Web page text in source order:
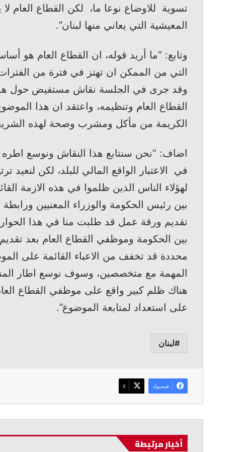
تسوية للاوضاع نوعا ما، لكن القطاع العام لا
المعيشية التي يعاني منها لبنان”.
وتابع: “ما أريد قوله، ان القطاع العام هو
التي من الممكن ان تهتز في فترة من
وقد جرى في الجلسة نقاش مستفيض حول هذا
القطاع العام وتنظيمه، واعتقد ان هذا
الكريمة من مأكل ومشرب وصحة لهذه
اضاف: “نحن سنتابع هذا النقاش ونوسع
في الاعتبار الواقع المالي للبلد، لكن
لهؤلاء الناس الذين ظلموا في هذه الازمة
بين رئيس الحكومة والوزراء المعنيين
تقديم ورقة عمل قد طلبت منا في هذا
بين الحكومة وموظفي القطاع العام بعد
محددة قد تخفف من الاعباء القائمة على
المهمة مع متخصصين، وسوف نوسع اطار
هناك ظلم كبير واقع على موظفي القطاع
على استعداد لمتابعة الموضوع”.
لبنان
فيسبوك ‫X
أخبار مرتبطة